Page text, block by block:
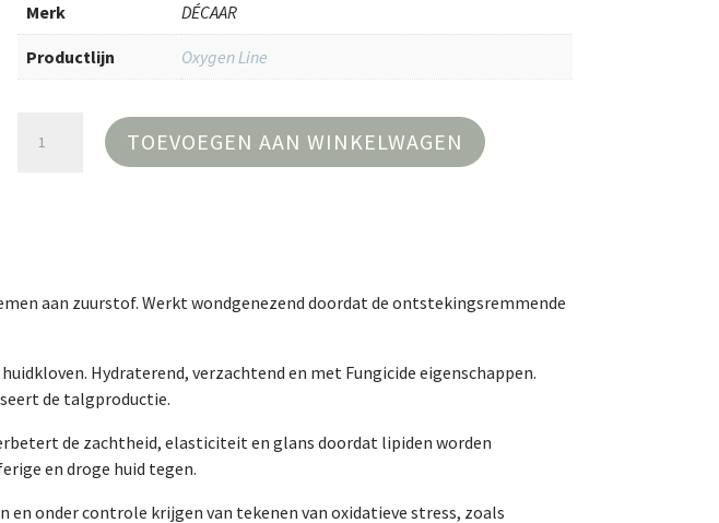
Merk DÉCAAR
Productlijn Oxygen Line
Serum+
TOEVOEGEN AAN WINKELWAGEN
aan zuurstof. Werkt wondgenezend doordat de ontstekingsremmende
Hydraterend, verzachtend en met Fungicide eigenschappen.
de talgproductie.
de zachtheid, elasticiteit en glans doordat lipiden worden
en droge huid tegen.
onder controle krijgen van tekenen van oxidatieve stress, zoals